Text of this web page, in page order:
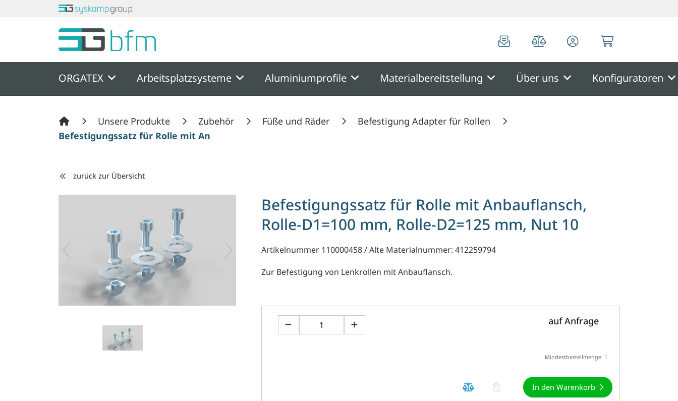
Springe zu Hauptinhalt Springe zum Header
ORGATEX Arbeitsplatzsysteme Aluminiumprofile Materialbereitstellung Über uns Konfiguratoren
Unsere Produkte Zubehör Füße und Räder
Befestigung Adapter für Rollen
Befestigungssatz für Rolle mit Anbauflansch, Rolle-D1=100 mm, Rolle-D2=125 mm, Nut 10
zurück zur Übersicht
Befestigungssatz für Rolle mit Anbauflansch,
Rolle-D1=100 mm, Rolle-D2=125 mm, Nut 10
Artikelnummer 110000458 / Alte Materialnummer: 412259794
Zur Befestigung von Lenkrollen mit Anbauflansch.
auf Anfrage
Mindestbestellmenge: 1
In den Warenkorb